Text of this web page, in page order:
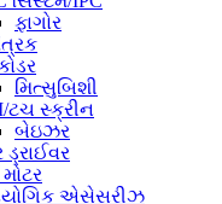
ફાગોર
મિત્સુબિશી
ટચ સ્ક્રીન
બેઇઝર
ડ્રાઈવર
મોટર
એસેસરીઝ